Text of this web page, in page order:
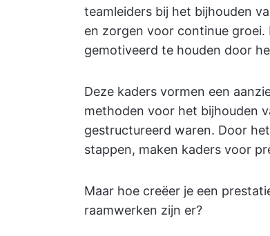
teamleiders bij het bijhouden
en zorgen voor continue
gemotiveerd te houden door
Deze kaders vormen een
methoden voor het bijhouden
gestructureerd waren. Door
stappen, maken kaders voor
Maar hoe creëer je een
raamwerken zijn er?